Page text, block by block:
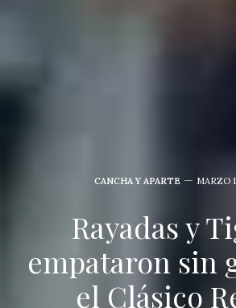
CANCHA Y APARTE MARZO
Rayadas y
empataron sin
el Clásico